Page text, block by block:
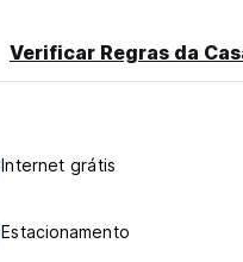
Verificar Regras da
Internet grátis
Estacionamento